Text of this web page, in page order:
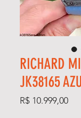
RICHARD
JK38165
R$ 10.999,00